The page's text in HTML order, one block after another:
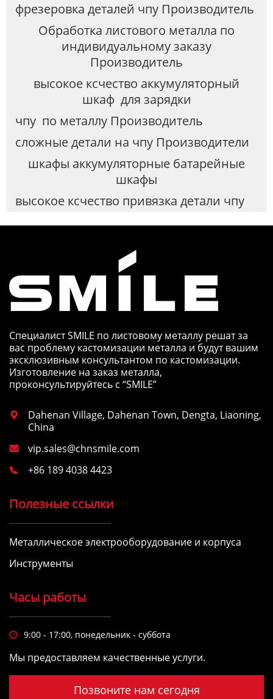
фрезеровка деталей чпу Производитель
Обработка листового металла по
индивидуальному заказу
Производитель
высокое ксчество аккумуляторный
шкаф для зарядки
чпу по металлу Производитель
сложные детали на чпу Производители
шкафы аккумуляторные батарейные
шкафы
высокое ксчество привязка детали чпу
Специалист SMILE по листовому металлу решат за
вас проблему кастомизации металла и будут вашим
эксклюзивным консультантом по кастомизации.
Изготовление на заказ металла,
проконсультируйтесь с “SMILE”

Dahenan Village, Dahenan Town, Dengta, Liaoning,
China
 vip.sales@chnsmile.com
 +86 189 4038 4423
Полезные ссылки
Металлическое электрооборудование и корпуса
Инструменты
Часы работы
 9:00 - 17:00, понедельник - суббота
Мы предоставляем качественные услуги.
Позвоните нам сегодня